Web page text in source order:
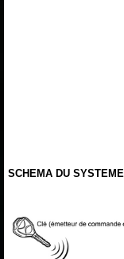
SCHEMA DU SYSTEME